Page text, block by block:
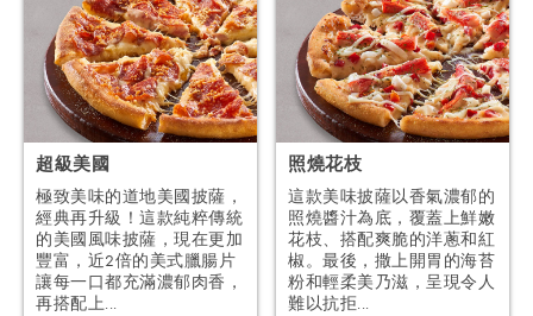
超級美國
極致美味的道地美國披薩，
經典再升級！這款純粹傳統
的美國風味披薩，現在更加
豐富，近2倍的美式臘腸片
讓每一口都充滿濃郁肉香，
再搭配上...
照燒花枝
這款美味披薩以香氣濃郁的
照燒醬汁為底，覆蓋上鮮嫩
花枝、搭配爽脆的洋蔥和紅
椒。最後，撒上開胃的海苔
粉和輕柔美乃滋，呈現令人
難以抗拒...